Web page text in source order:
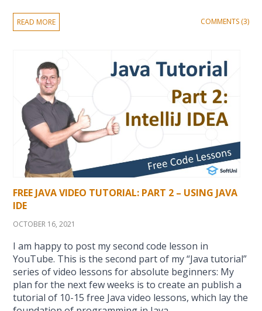
READ MORE COMMENTS (3)
FREE JAVA VIDEO TUTORIAL: PART 2 – USING JAVA
IDE
OCTOBER 16, 2021
I am happy to post my second code lesson in
YouTube. This is the second part of my “Java tutorial”
series of video lessons for absolute beginners: My
plan for the next few weeks is to create an publish a
tutorial of 10-15 free Java video lessons, which lay the